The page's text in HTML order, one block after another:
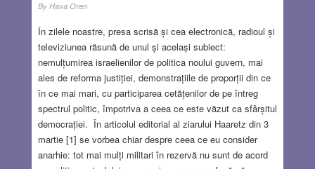
By Hava Oren
În zilele noastre, presa scrisă și cea electronică, radioul și
televiziunea răsună de unul și același subiect:
nemulțumirea israelienilor de politica noului guvern, mai
ales de reforma justiției, demonstrațiile de proporții din ce
în ce mai mari, cu participarea cetățenilor de pe întreg
spectrul politic, împotriva a ceea ce este văzut ca sfârșitul
democrației. În articolul editorial al ziarului Haaretz din 3
martie [1] se vorbea chiar despre ceea ce eu consider
anarhie: tot mai mulți militari în rezervă nu sunt de acord